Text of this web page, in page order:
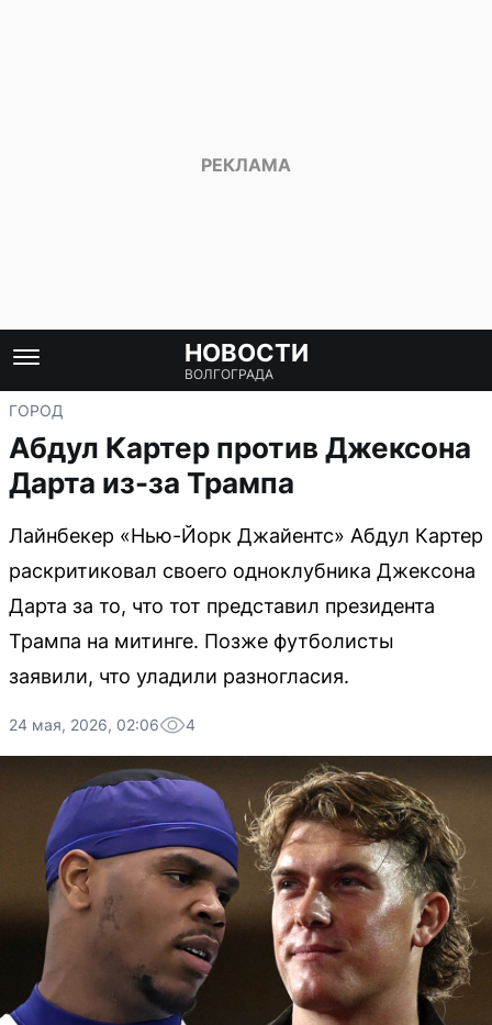
НОВОСТИ
ВОЛГОГРАДА
ГОРОД
Абдул Картер против Джексона
Дарта из-за Трампа
Лайнбекер «Нью-Йорк Джайентс» Абдул Картер
раскритиковал своего одноклубника Джексона
Дарта за то, что тот представил президента
Трампа на митинге. Позже футболисты
заявили, что уладили разногласия.
24 мая, 2026, 02:06 4